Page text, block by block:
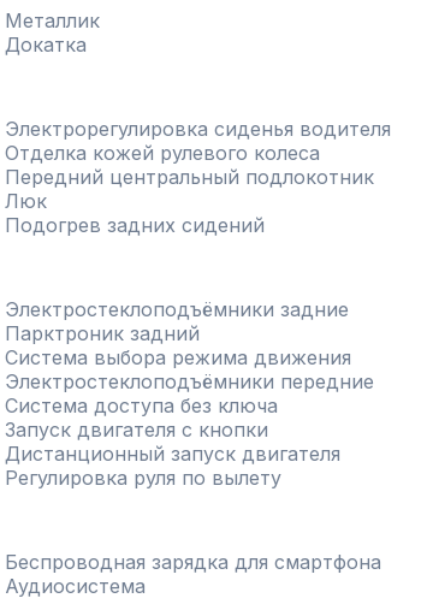
Металлик
Докатка
Электрорегулировка сиденья водителя
Отделка кожей рулевого колеса
Передний центральный подлокотник
Люк
Подогрев задних сидений
Электростеклоподъёмники задние
Парктроник задний
Система выбора режима движения
Электростеклоподъёмники передние
Система доступа без ключа
Запуск двигателя с кнопки
Дистанционный запуск двигателя
Регулировка руля по вылету
Беспроводная зарядка для смартфона
Аудиосистема